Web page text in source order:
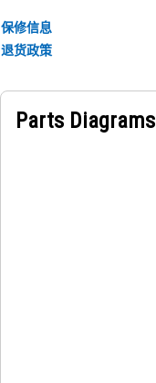
保修信息
退货政策
Parts Diagrams